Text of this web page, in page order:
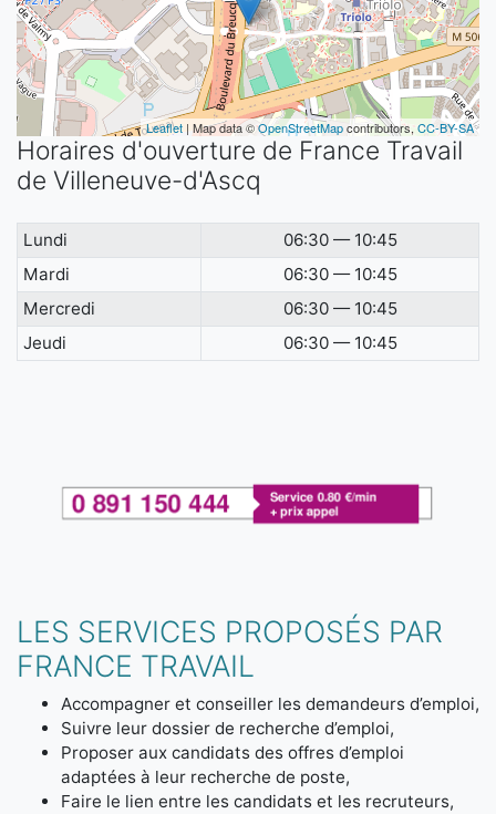
Leaflet | Map data ©OpenStreetMapcontributors, CC-BY-SA
Horaires d'ouverture de France Travail
de Villeneuve-d'Ascq
Lundi
06:30 — 10:45
Mardi
06:30 — 10:45
Mercredi
06:30 — 10:45
Jeudi
06:30 — 10:45
LES SERVICES PROPOSÉS PAR
FRANCE TRAVAIL
Accompagner et conseiller les demandeurs d’emploi,
Suivre leur dossier de recherche d’emploi,
Proposer aux candidats des offres d’emploi
adaptées à leur recherche de poste,
Faire le lien entre les candidats et les recruteurs,